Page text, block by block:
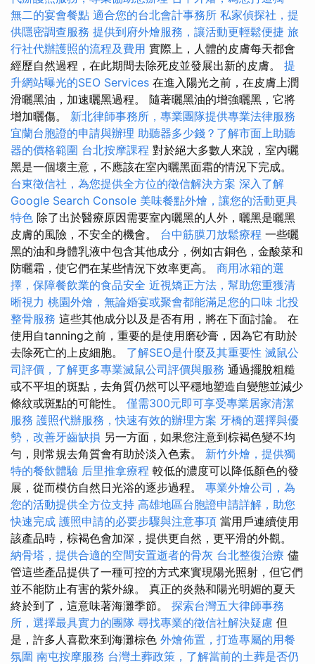
無二的宴會餐點 適合您的台北會計事務所 私家偵探社，提
供隱密調查服務 提供到府外燴服務，讓活動更輕鬆便捷 旅
行社代辦護照的流程及費用 實際上，人體的皮膚每天都會
經歷自然過程，在此期間去除死皮並發展出新的皮膚。 提
升網站曝光的SEO Services 在進入陽光之前，在皮膚上潤
滑曬黑油，加速曬黑過程。 隨著曬黑油的增強曬黑，它將
增加曬傷。 新北律師事務所，專業團隊提供專業法律服務
宜蘭台胞證的申請與辦理 助聽器多少錢？了解市面上助聽
器的價格範圍 台北按摩課程 對於絕大多數人來說，室內曬
黑是一個壞主意，不應該在室內曬黑面霜的情況下完成。
台東徵信社，為您提供全方位的徵信解決方案 深入了解
Google Search Console 美味餐點外燴，讓您的活動更具
特色 除了出於醫療原因需要室內曬黑的人外，曬黑是曬黑
皮膚的風險，不安全的機會。 台中筋膜刀放鬆療程 一些曬
黑的油和身體乳液中包含其他成分，例如古銅色，金酸菜和
防曬霜，使它們在某些情況下效率更高。 商用冰箱的選
擇，保障餐飲業的食品安全 近視矯正方法，幫助您重獲清
晰視力 桃園外燴，無論婚宴或聚會都能滿足您的口味 北投
整骨服務 這些其他成分以及是否有用，將在下面討論。 在
使用自tanning之前，重要的是使用磨砂膏，因為它有助於
去除死亡的上皮細胞。 了解SEO是什麼及其重要性 滅鼠公
司評價，了解更多專業滅鼠公司評價與服務 通過擺脫粗糙
或不平坦的斑點，去角質仍然可以平穩地塑造自變態並減少
條紋或斑點的可能性。 僅需300元即可享受專業居家清潔
服務 護照代辦服務，快速有效的辦理方案 牙橋的選擇與優
勢，改善牙齒缺損 另一方面，如果您注意到棕褐色變不均
勻，則常規去角質會有助於淡入色素。 新竹外燴，提供獨
特的餐飲體驗 后里推拿療程 較低的濃度可以降低顏色的發
展，從而模仿自然日光浴的逐步過程。 專業外燴公司，為
您的活動提供全方位支持 高雄地區台胞證申請詳解，助您
快速完成 護照申請的必要步驟與注意事項 當用戶連續使用
該產品時，棕褐色會加深，提供更自然，更平滑的外觀。
納骨塔，提供合適的空間安置逝者的骨灰 台北整復治療 儘
管這些產品提供了一種可控的方式來實現陽光照射，但它們
並不能防止有害的紫外線。 真正的炎熱和陽光明媚的夏天
終於到了，這意味著海灘季節。 探索台灣五大律師事務
所，選擇最具實力的團隊 尋找專業的徵信社解決疑慮 但
是，許多人喜歡來到海灘棕色 外燴佈置，打造專屬的用餐
氛圍 南屯按摩服務 台灣土葬政策，了解當前的土葬是否仍